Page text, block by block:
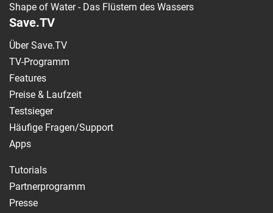
Shape of Water - Das Flüstern des Wassers
Save.TV
Über Save.TV
TV-Programm
Features
Preise & Laufzeit
Testsieger
Häufige Fragen/Support
Apps
Tutorials
Partnerprogramm
Presse